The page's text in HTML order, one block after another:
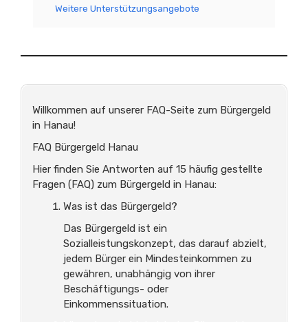
Weitere Unterstützungsangebote
Willkommen auf unserer FAQ-Seite zum Bürgergeld
in Hanau!
FAQ Bürgergeld Hanau
Hier finden Sie Antworten auf 15 häufig gestellte
Fragen (FAQ) zum Bürgergeld in Hanau:
Was ist das Bürgergeld?
Das Bürgergeld ist ein
Sozialleistungskonzept, das darauf abzielt,
jedem Bürger ein Mindesteinkommen zu
gewähren, unabhängig von ihrer
Beschäftigungs- oder
Einkommenssituation.